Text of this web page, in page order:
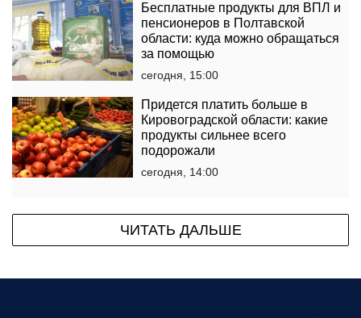
Бесплатные продукты для ВПЛ и
пенсионеров в Полтавской
области: куда можно обращаться
за помощью
сегодня, 15:00
Придется платить больше в
Кировоградской области: какие
продукты сильнее всего
подорожали
сегодня, 14:00
ЧИТАТЬ ДАЛЬШЕ